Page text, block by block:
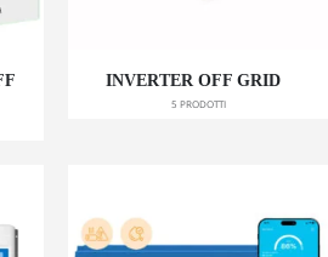
INVERTER OFF GRID
5 PRODOTTI